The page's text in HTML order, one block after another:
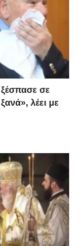
ξέσπασε σε
λέει με